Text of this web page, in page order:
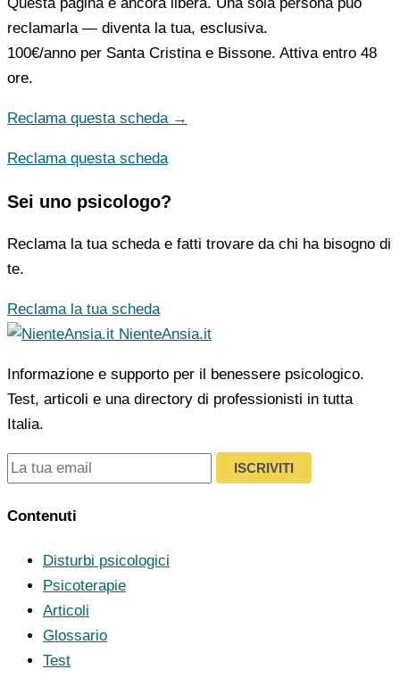
Questa pagina è ancora libera. Una sola persona può
reclamarla — diventa la tua, esclusiva.
100€/anno per Santa Cristina e Bissone. Attiva entro 48
ore.
Reclama questa scheda →
Reclama questa scheda
Sei uno psicologo?
Reclama la tua scheda e fatti trovare da chi ha bisogno di
te.
Reclama la tua scheda
NienteAnsia.it
Informazione e supporto per il benessere psicologico.
Test, articoli e una directory di professionisti in tutta
Italia.
ISCRIVITI
Contenuti
Disturbi psicologici
Psicoterapie
Articoli
Glossario
Test